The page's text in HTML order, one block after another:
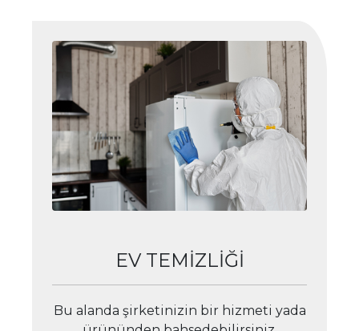
EV TEMİZLİĞİ
Bu alanda şirketinizin bir hizmeti yada